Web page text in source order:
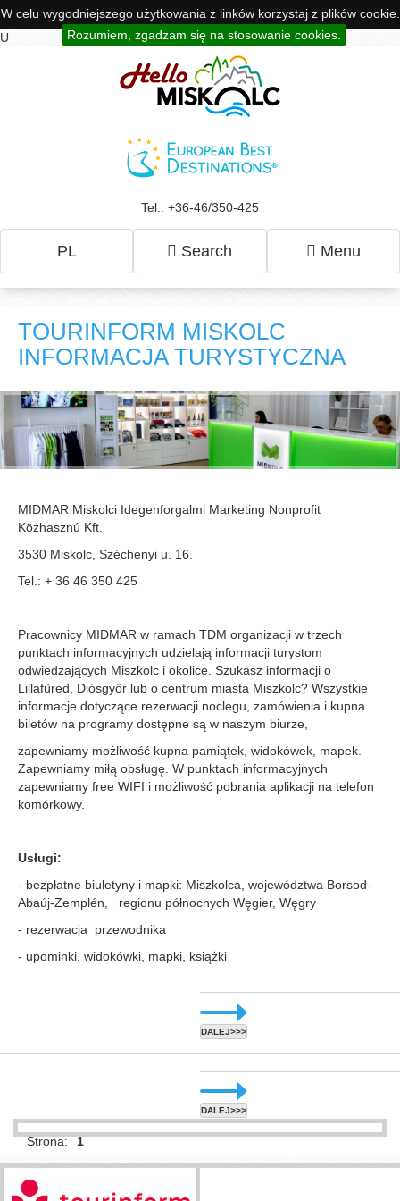
W celu wygodniejszego użytkowania z linków korzystaj z plików cookie.
Rozumiem, zgadzam się na stosowanie cookies.
U
Tel.: +36-46/350-425
PL Search Menu
TOURINFORM MISKOLC
INFORMACJA TURYSTYCZNA
MIDMAR Miskolci Idegenforgalmi Marketing Nonprofit
Közhasznú Kft.
3530 Miskolc, Széchenyi u. 16.
Tel.: + 36 46 350 425
Pracownicy MIDMAR w ramach TDM organizacji w trzech
punktach informacyjnych udzielają informacji turystom
odwiedzających Miszkolc i okolice. Szukasz informacji o
Lillafüred, Diósgyőr lub o centrum miasta Miszkolc? Wszystkie
informacje dotyczące rezerwacji noclegu, zamówienia i kupna
biletów na programy dostępne są w naszym biurze,
zapewniamy możliwość kupna pamiątek, widokówek, mapek.
Zapewniamy miłą obsługę. W punktach informacyjnych
zapewniamy free WIFI i możliwość pobrania aplikacji na telefon
komórkowy.
Usługi:
- bezpłatne biuletyny i mapki: Miszkolca, województwa Borsod-
Abaúj-Zemplén, regionu północnych Węgier, Węgry
- rezerwacja przewodnika
- upominki, widokówki, mapki, książki
DALEJ>>>
DALEJ>>>
Strona: 1